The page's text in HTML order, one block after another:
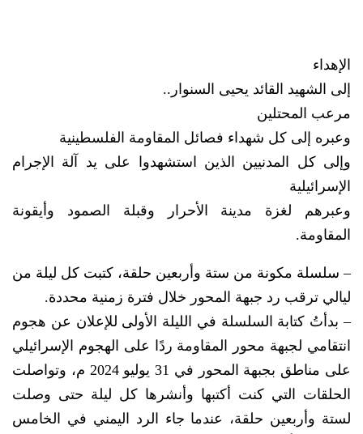
الإهداء
إلى الشهيد القائد يحيى السنوار..
مرعب المحتلين
وعبره إلى كل شهداء فصائل المقاومة الفلسطينية
وإلى كل المدنيين الذين استشهدوا على يد آلة الإجرام
الإسرائيلية
وعبرهم لغزة مدينة الأحرار وقبلة الصمود وأيقونة
المقاومة.
– سلسلة مكونة من ستة وأربعين حلقة، كتبت كل ليلة من
ليالي ترقب رد جبهة المحور خلال فترة زمنية محددة.
– بدأتُ كتابة السلسلة في الليلة الأولى للإعلان عن هجوم
انتقامي لجبهة محور المقاومة ردًا على الهجوم الإسرائيلي
على مناطق بجبهة المحور في 31 يوليو 2024 م، وتواصلت
الحلقات التي كنت أكتبها وأنشرها كل ليلة حتى وصلت
لستة وأربعين حلقة، عندما جاء الرد اليمني في الخامس